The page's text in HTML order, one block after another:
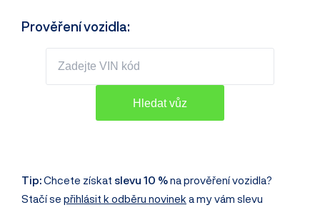
Prověření vozidla:
Tip:Chcete získat slevu 10 %na prověření vozidla?
Stačí se přihlásit k odběru novinek a my vám slevu